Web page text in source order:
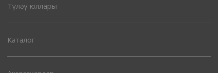
Түләү юллары
Каталог